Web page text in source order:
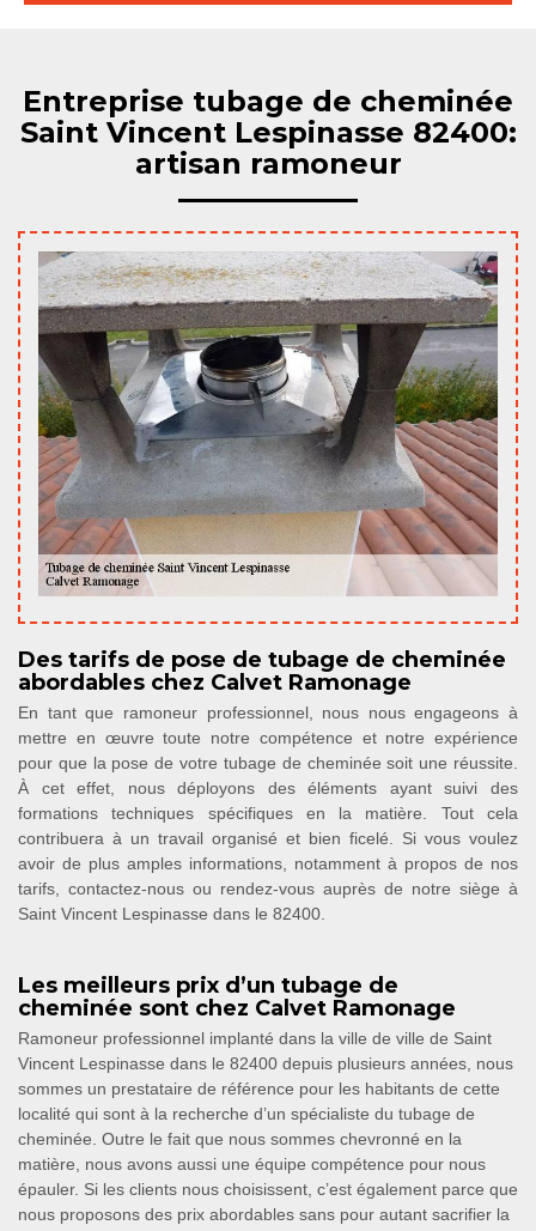
Entreprise tubage de cheminée
Saint Vincent Lespinasse 82400:
artisan ramoneur
Des tarifs de pose de tubage de cheminée
abordables chez Calvet Ramonage
En tant que ramoneur professionnel, nous nous engageons à
mettre en œuvre toute notre compétence et notre expérience
pour que la pose de votre tubage de cheminée soit une réussite.
À cet effet, nous déployons des éléments ayant suivi des
formations techniques spécifiques en la matière. Tout cela
contribuera à un travail organisé et bien ficelé. Si vous voulez
avoir de plus amples informations, notamment à propos de nos
tarifs, contactez-nous ou rendez-vous auprès de notre siège à
Saint Vincent Lespinasse dans le 82400.
Les meilleurs prix d’un tubage de
cheminée sont chez Calvet Ramonage
Ramoneur professionnel implanté dans la ville de ville de Saint
Vincent Lespinasse dans le 82400 depuis plusieurs années, nous
sommes un prestataire de référence pour les habitants de cette
localité qui sont à la recherche d’un spécialiste du tubage de
cheminée. Outre le fait que nous sommes chevronné en la
matière, nous avons aussi une équipe compétence pour nous
épauler. Si les clients nous choisissent, c’est également parce que
nous proposons des prix abordables sans pour autant sacrifier la